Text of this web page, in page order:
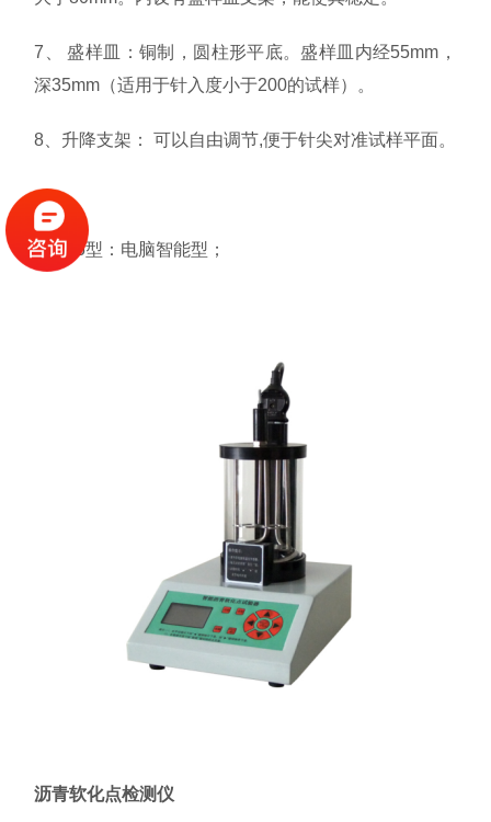
7、 盛样皿：铜制，圆柱形平底。盛样皿内经55mm，
深35mm（适用于针入度小于200的试样）。
8、升降支架： 可以自由调节,便于针尖对准试样平面。
SZR-5型：电脑智能型；
沥青软化点检测仪